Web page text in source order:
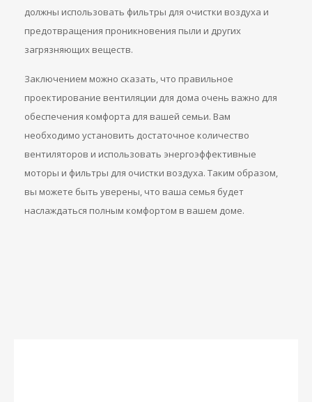
должны использовать фильтры для очистки воздуха и
предотвращения проникновения пыли и других
загрязняющих веществ.
Заключением можно сказать, что правильное
проектирование вентиляции для дома очень важно для
обеспечения комфорта для вашей семьи. Вам
необходимо установить достаточное количество
вентиляторов и использовать энергоэффективные
моторы и фильтры для очистки воздуха. Таким образом,
вы можете быть уверены, что ваша семья будет
наслаждаться полным комфортом в вашем доме.